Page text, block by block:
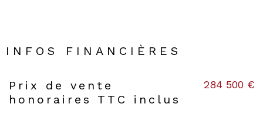
INFOS FINANCIÈRES
Caractéristiques Valeurs
Prix de vente
honoraires TTC inclus
284 500 €